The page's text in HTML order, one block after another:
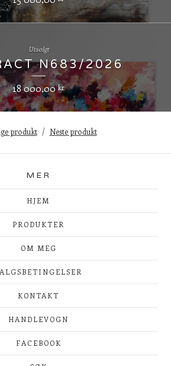
N683/2026
18 000,00kr
Utsolgt
produkt Neste produkt
MER
HJEM
PRODUKTER
OM MEG
KONTAKT
HANDLEVOGN
FACEBOOK